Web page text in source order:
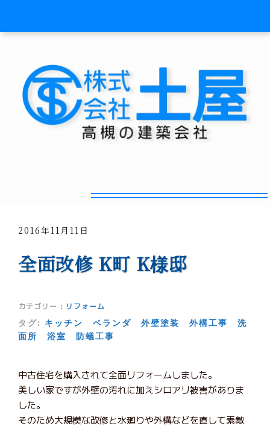
2016年11月11日
全面改修 K町 K様邸
カテゴリー : リフォーム
タグ: キッチン ベランダ 外壁塗装 外構工事
洗
面所
浴室 防蟻工事
中古住宅を購入されて全面リフォームしました。
美しい家ですが外壁の汚れに加えシロアリ被害がありま
した。
そのため大規模な改修と水廻りや外構などを直して素敵